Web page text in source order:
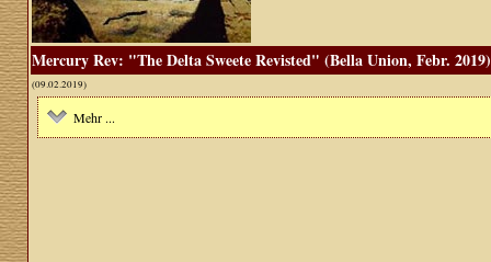
Mercury Rev: "The Delta Sweete Revisted" (Bella Union, Febr. 2019)
(09.02.2019)
Mehr ...